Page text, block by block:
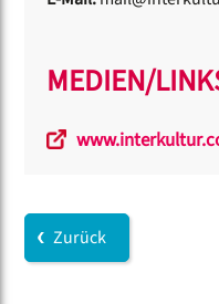
MEDIEN/
Zurück